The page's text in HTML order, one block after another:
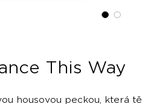
This Way
housovou peckou, která tě